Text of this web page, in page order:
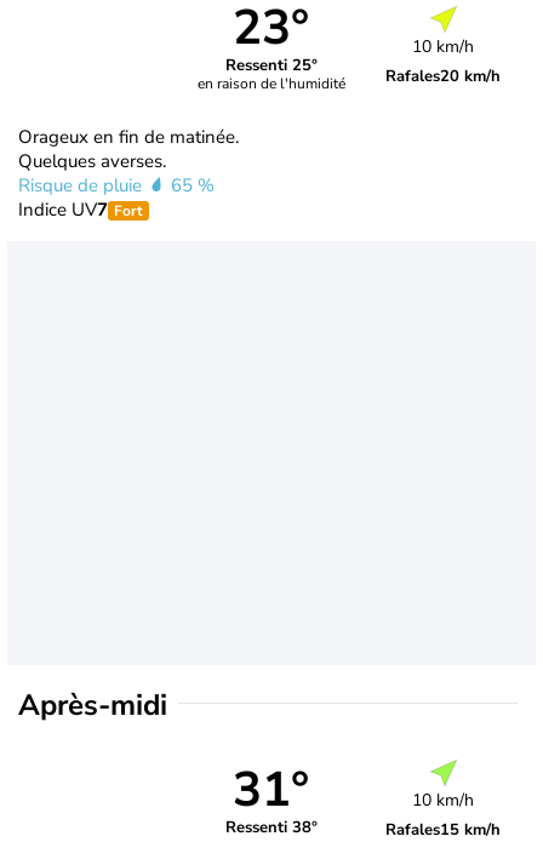
23°
Ressenti 25°
en raison de l'humidité
10 km/h
Rafales20 km/h
Orageux en fin de matinée.
Quelques averses.
Risque de pluie
65 %
Indice UV7 Fort
Après-midi
31°
Ressenti 38°
10 km/h
Rafales15 km/h